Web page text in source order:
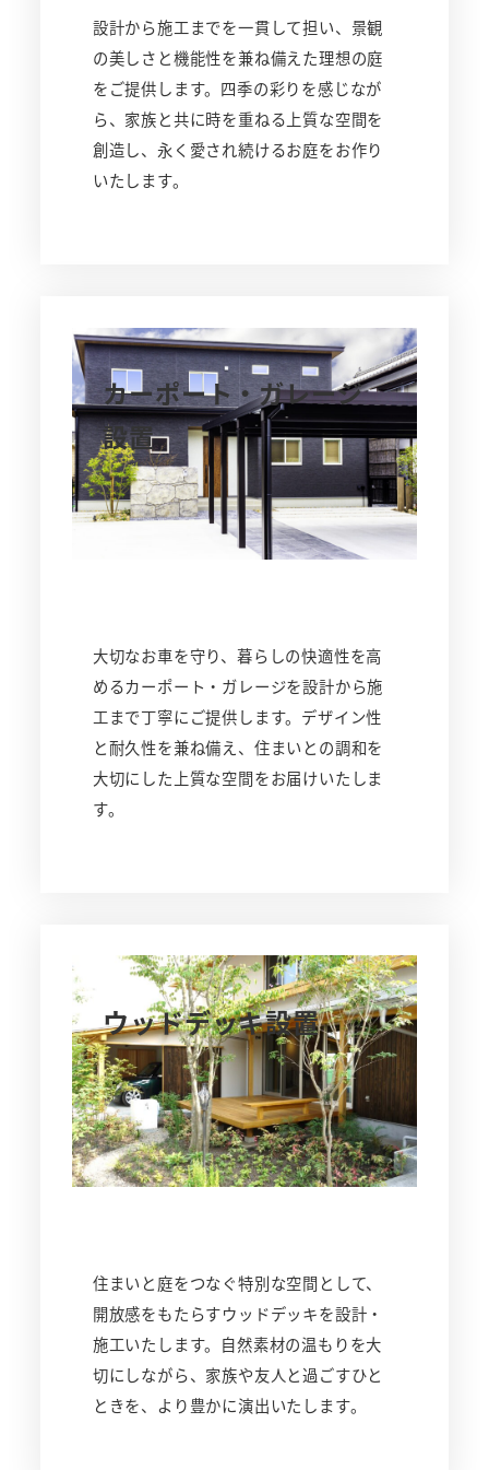
設計から施工までを一貫して担い、景観
の美しさと機能性を兼ね備えた理想の庭
をご提供します。四季の彩りを感じなが
ら、家族と共に時を重ねる上質な空間を
創造し、永く愛され続けるお庭をお作り
いたします。
カーポート・ガレージ
設置
大切なお車を守り、暮らしの快適性を高
めるカーポート・ガレージを設計から施
工まで丁寧にご提供します。デザイン性
と耐久性を兼ね備え、住まいとの調和を
大切にした上質な空間をお届けいたしま
す。
ウッドデッキ設置
住まいと庭をつなぐ特別な空間として、
開放感をもたらすウッドデッキを設計・
施工いたします。自然素材の温もりを大
切にしながら、家族や友人と過ごすひと
ときを、より豊かに演出いたします。